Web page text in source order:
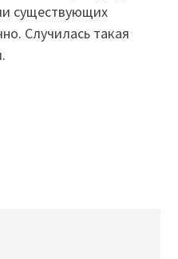
существующих
Случилась такая